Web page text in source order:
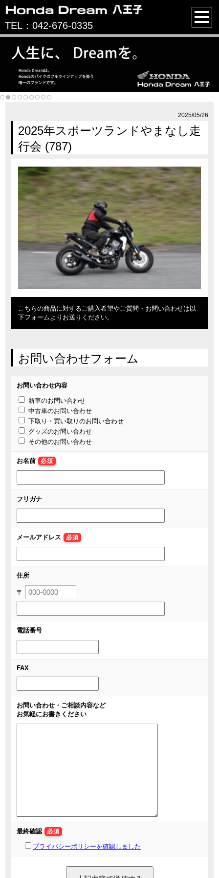
TEL：042-676-0335
2025/05/26
2025年スポーツランドやまなし走
行会 (787)
こちらの商品に対するご購入希望やご質問・お問い合わせは以
下フォームよりお送りください。
お問い合わせフォーム
お問い合わせ内容
新車のお問い合わせ
中古車のお問い合わせ
下取り・買い取りのお問い合わせ
グッズのお問い合わせ
その他のお問い合わせ
お名前 必須
フリガナ
メールアドレス 必須
住所
〒
電話番号
FAX
お問い合わせ・ご相談内容など
お気軽にお書きください
最終確認 必須
プライバシーポリシーを確認しました